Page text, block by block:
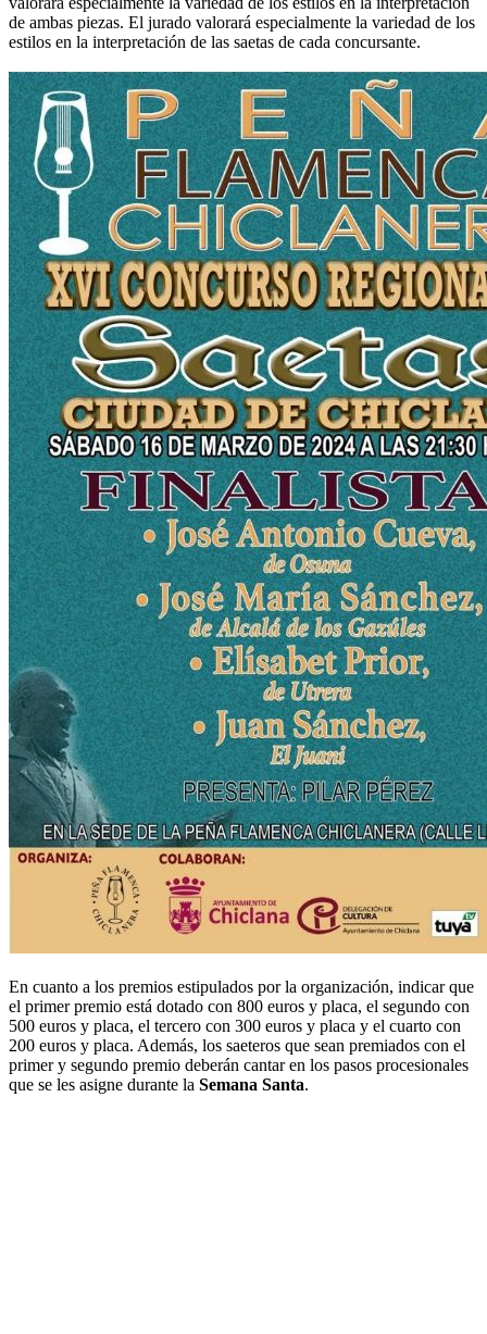
de ambas piezas. El jurado valorará especialmente la variedad de los
estilos en la interpretación de las saetas de cada concursante.
En cuanto a los premios estipulados por la organización, indicar que
el primer premio está dotado con 800 euros y placa, el segundo con
500 euros y placa, el tercero con 300 euros y placa y el cuarto con
200 euros y placa. Además, los saeteros que sean premiados con el
primer y segundo premio deberán cantar en los pasos procesionales
que se les asigne durante la Semana Santa.